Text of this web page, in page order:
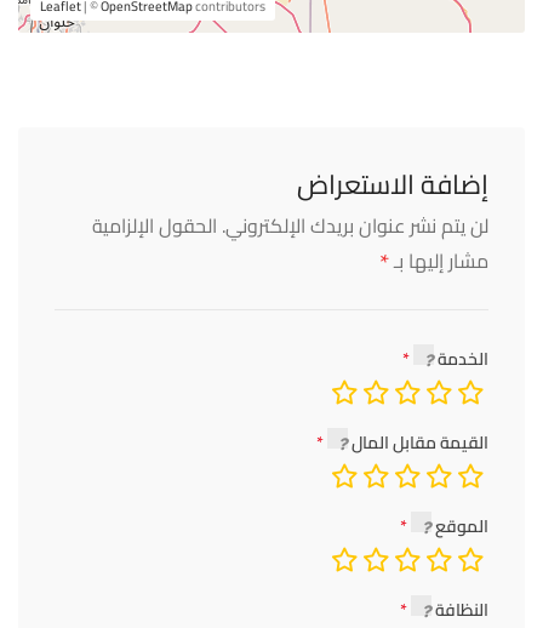
Leaflet| ©OpenStreetMapcontributors
إضافة الاستعراض
لن يتم نشر عنوان بريدك الإلكتروني. الحقول الإلزامية
مشار إليها بـ*
الخدمة
القيمة مقابل المال
الموقع
النظافة